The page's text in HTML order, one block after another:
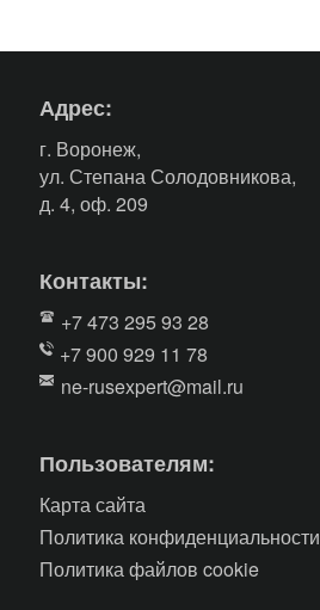
Адрес:
г. Воронеж,
ул. Степана Солодовникова,
д. 4, оф. 209
Контакты:
+7 473 295 93 28
+7 900 929 11 78
ne-rusexpert@mail.ru
Пользователям:
Карта сайта
Политика конфиденциальности
Политика файлов cookie